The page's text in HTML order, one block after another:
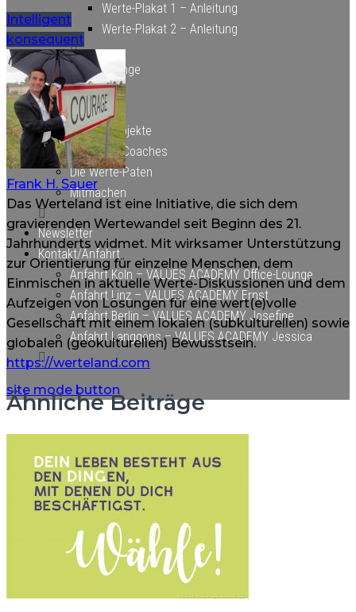
Werte-Plakat 1 – Anleitung
Werte-Plakat 2 – Anleitung
Werte-Lounge
Über uns
Unsere Projekte
Die Werte-Coaches
Die Werte-Paten
Mitmachen
Newsletter
Kontakt/Anfahrt
Anfahrt Köln – VALUES ACADEMY Office-Lounge
Anfahrt Linz – VALUES ACADEMY Ernst
Anfahrt Berlin – VALUES ACADEMY Josefine
Anfahrt Langgöns – VALUES ACADEMY Jessica
site mode button
Beitragsnavigation
Intelligent
konsequent
Frank H. Sauer
Das Werteland ist eine Initiative, die sich dem
gravierenden Wertewandel seit Beginn des 21.
Jahrhunderts widmet. Mit wirksamer Unterstützung
zur Orientierung für einzelne Menschen, dem
Einmischen in aktuelle Werte-Diskussionen und dem
Aufzeigen von Lösungen für eine wert(e)volle
Gesellschaft mit einem lokalen (subkulturellen) sowie
globalen (geokulturellen) Bewusstsein.
https://werteland.com
Ähnliche Beiträge